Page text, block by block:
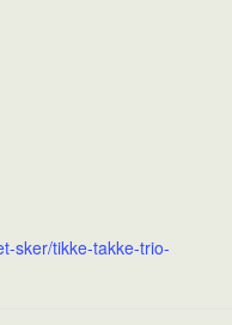
sker/tikke-takke-trio-